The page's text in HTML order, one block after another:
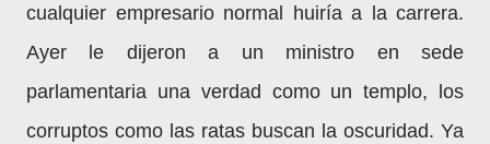
cualquier empresario normal huiría a la carrera.
Ayer le dijeron a un ministro en sede
parlamentaria una verdad como un templo, los
corruptos como las ratas buscan la oscuridad. Ya